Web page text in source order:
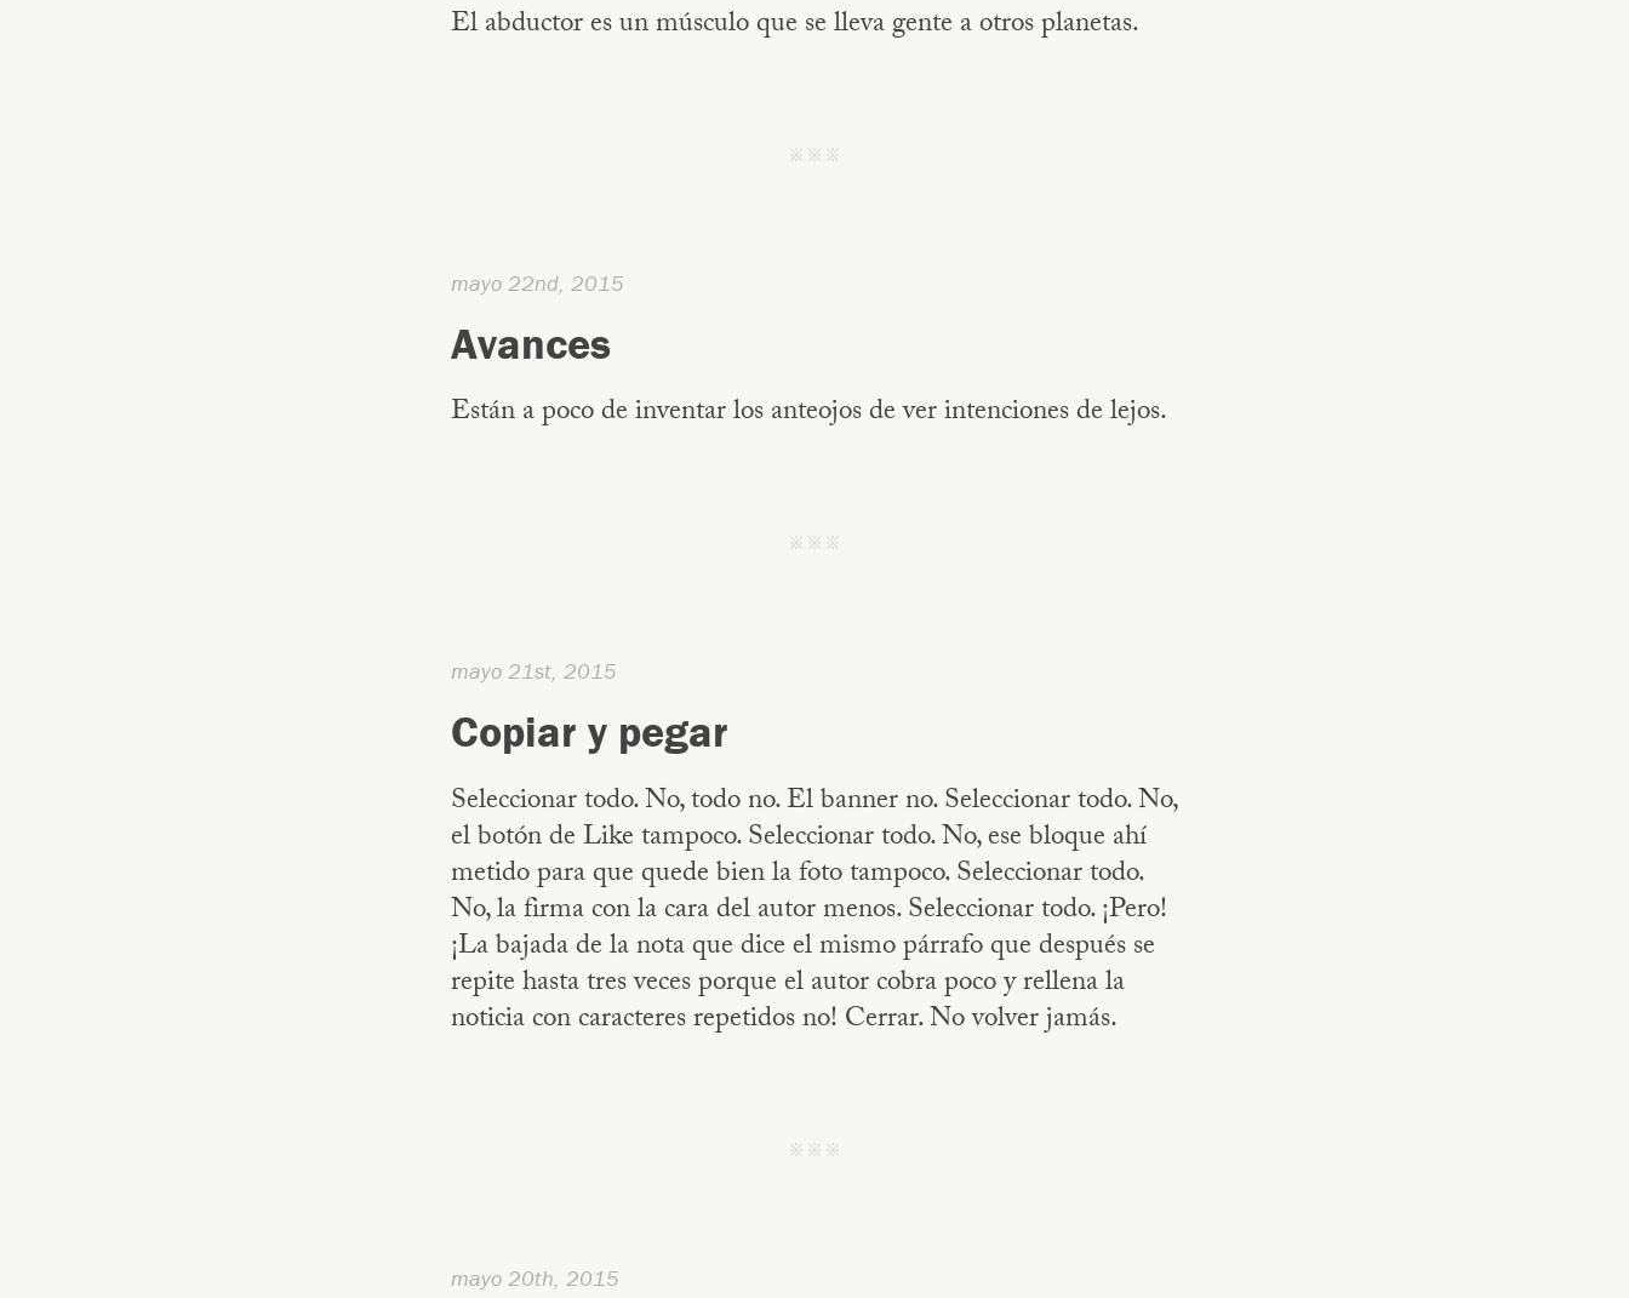
El abductor es un músculo que se lleva gente a otros planetas.
j j j
mayo 22nd, 2015
Avances
Están a poco de inventar los anteojos de ver intenciones de lejos.
j j j
mayo 21st, 2015
Copiar y pegar
Seleccionar todo. No, todo no. El banner no. Seleccionar todo. No,
el botón de Like tampoco. Seleccionar todo. No, ese bloque ahí
metido para que quede bien la foto tampoco. Seleccionar todo.
No, la firma con la cara del autor menos. Seleccionar todo. ¡Pero!
¡La bajada de la nota que dice el mismo párrafo que después se
repite hasta tres veces porque el autor cobra poco y rellena la
noticia con caracteres repetidos no! Cerrar. No volver jamás.
j j j
mayo 20th, 2015